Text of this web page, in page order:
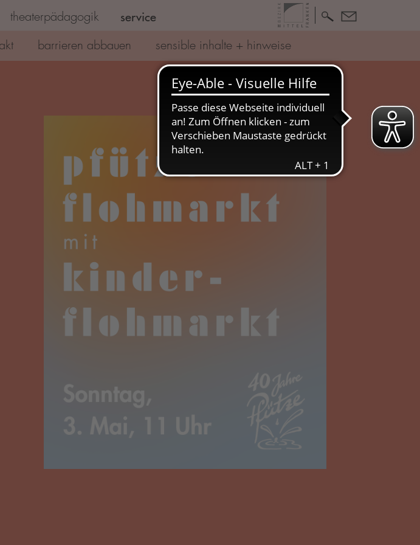
theaterpädagogik
service
barrieren abbauen
sensible inhalte + hinweise